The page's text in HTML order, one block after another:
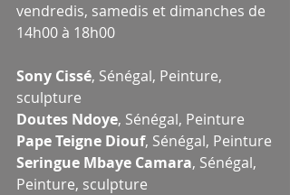
vendredis, samedis et dimanches de
14h00 à 18h00
Sony Cissé, Sénégal, Peinture,
sculpture
Doutes Ndoye, Sénégal, Peinture
Pape Teigne Diouf, Sénégal, Peinture
Seringue Mbaye Camara, Sénégal,
Peinture, sculpture